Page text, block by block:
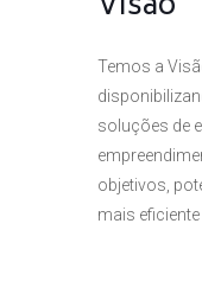
Temos a
soluções de
objetivos,
mais